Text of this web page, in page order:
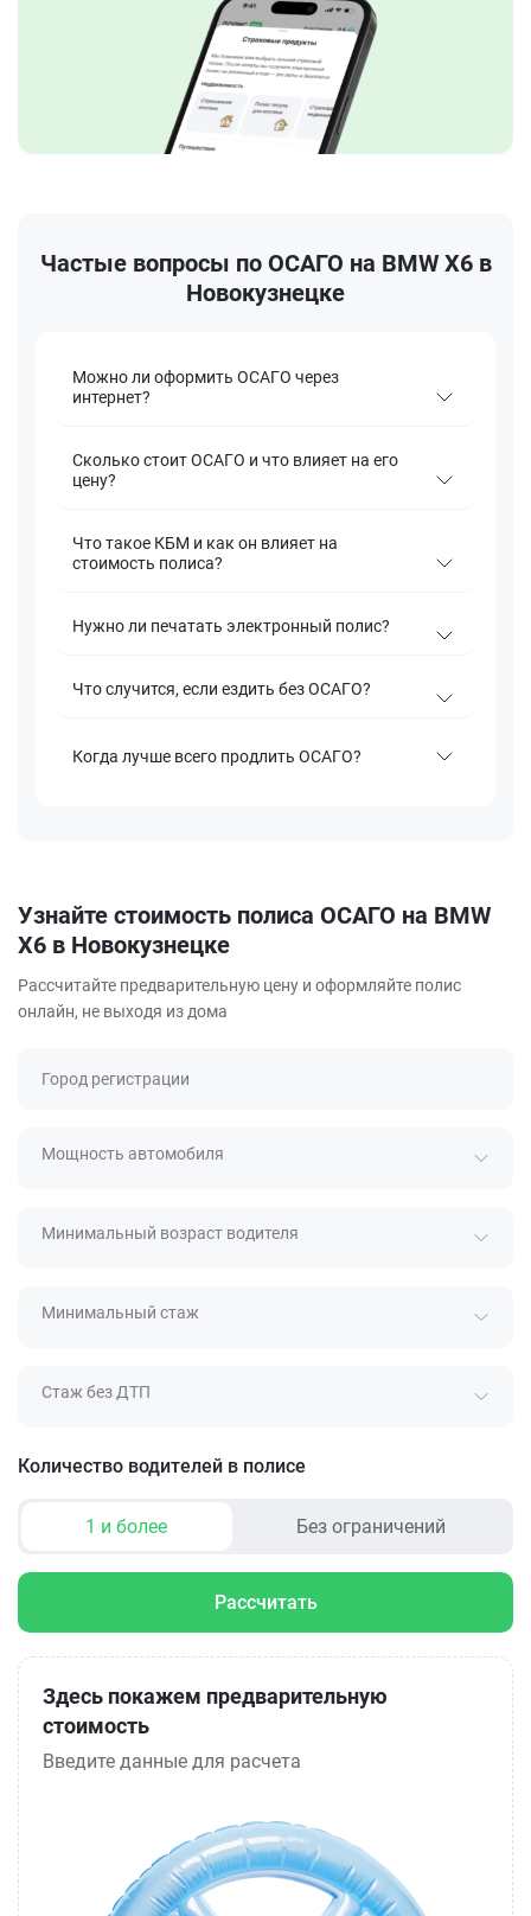
Частые вопросы по ОСАГО на BMW X6 в
Новокузнецке
Можно ли оформить ОСАГО через
интернет?
Сколько стоит ОСАГО и что влияет на его
цену?
Что такое КБМ и как он влияет на
стоимость полиса?
Нужно ли печатать электронный полис?
Что случится, если ездить без ОСАГО?
Когда лучше всего продлить ОСАГО?
Узнайте стоимость полиса ОСАГО на BMW
X6 в Новокузнецке
Рассчитайте предварительную цену и оформляйте полис
онлайн, не выходя из дома
Город регистрации
Мощность автомобиля
Минимальный возраст водителя
Минимальный стаж
Стаж без ДТП
Количество водителей в полисе
1 и более Без ограничений
Рассчитать
Здесь покажем предварительную
стоимость
Введите данные для расчета